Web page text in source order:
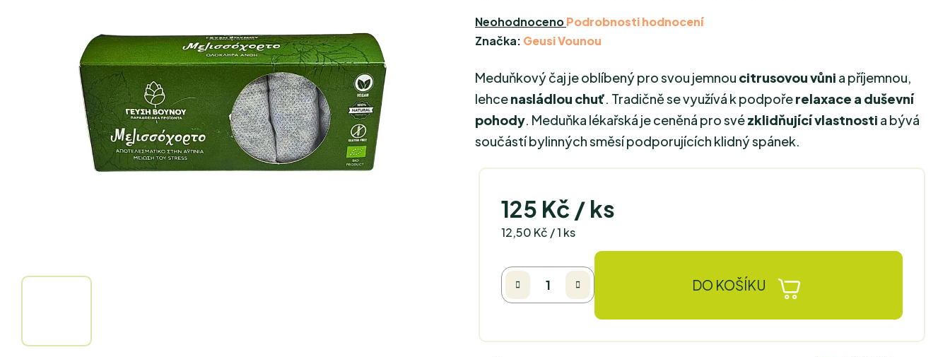
Průměrné
hodnocení
je
0,0
z
NeohodnocenoPodrobnosti hodnocení
Značka: Geusi Vounou
Meduňkový čaj je oblíbený pro svou jemnou citrusovou vůni a příjemnou,
lehcenasládlou chuť. Tradičně se využívá k podpořerelaxace a duševní
pohody. Meduňka lékařská je ceněná pro svézklidňující vlastnosti a bývá
součástí bylinných směsí podporujících klidný spánek.
125 Kč / ks
Měrná cena:
12,50 Kč / 1 ks
DO KOŠÍKU